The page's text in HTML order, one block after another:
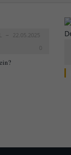
22.05.2025
0